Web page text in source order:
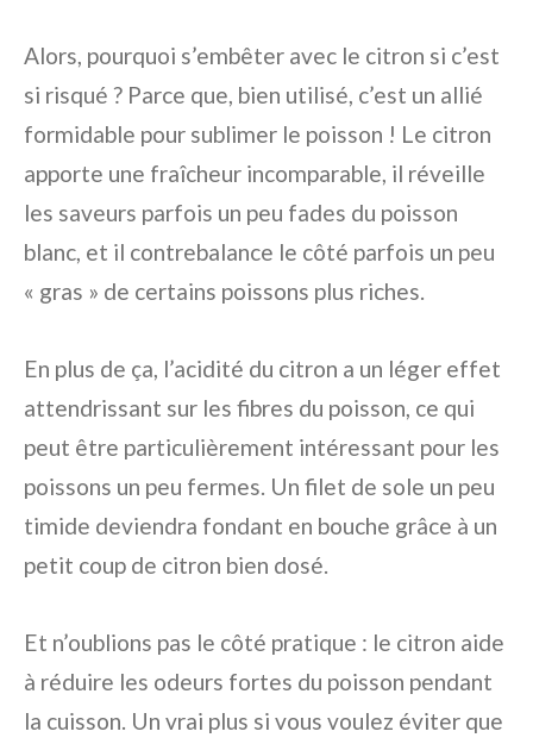
Alors, pourquoi s’embêter avec le citron si c’est
si risqué ? Parce que, bien utilisé, c’est un allié
formidable pour sublimer le poisson ! Le citron
apporte une fraîcheur incomparable, il réveille
les saveurs parfois un peu fades du poisson
blanc, et il contrebalance le côté parfois un peu
« gras » de certains poissons plus riches.
En plus de ça, l’acidité du citron a un léger effet
attendrissant sur les fibres du poisson, ce qui
peut être particulièrement intéressant pour les
poissons un peu fermes. Un filet de sole un peu
timide deviendra fondant en bouche grâce à un
petit coup de citron bien dosé.
Et n’oublions pas le côté pratique : le citron aide
à réduire les odeurs fortes du poisson pendant
la cuisson. Un vrai plus si vous voulez éviter que